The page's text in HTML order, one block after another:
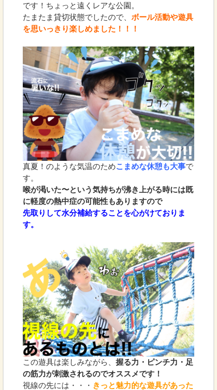
です！ちょっと遠くレアな公園。
たまたま貸切状態でしたので、 ボール活動や遊具
を思いっきり楽しめました！！！
真夏！のような気温のためこまめな休憩も大事で
す。
喉が渇いた〜という気持ちが沸き上がる時には既
に軽度の熱中症の可能性もありますので
先取りして水分補給することを心がけておりま
す。
この遊具は楽しみながら、 握る力・ピンチ力・足
の筋力が刺激されるのでオススメです！
視線の先には・・・ きっと魅力的な遊具があった